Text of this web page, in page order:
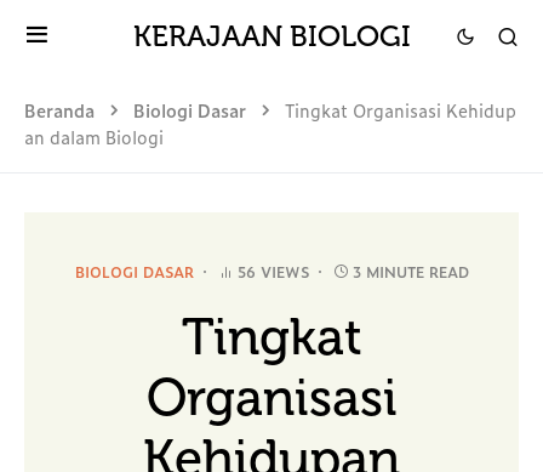
KERAJAAN BIOLOGI
Beranda Biologi Dasar
Tingkat Organisasi Kehidup
an dalam Biologi
BIOLOGI DASAR 56 VIEWS 3 MINUTE READ
Tingkat
Organisasi
Kehidupan